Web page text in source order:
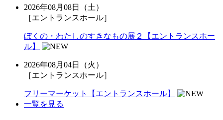
2026年08月08日（土）
［エントランスホール］
ぼくの・わたしのすきなもの展２【エントランスホー
ル】
2026年08月04日（火）
［エントランスホール］
フリーマーケット【エントランスホール】
一覧を見る